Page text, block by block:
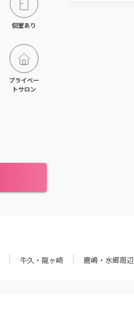
個室あり
プライベー
トサロン
牛久・龍ヶ崎 鹿嶋・水郷周辺